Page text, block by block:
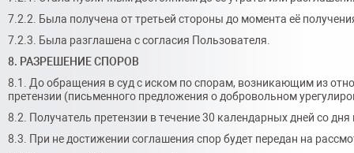
7.2.2. Была получена от третьей стороны до момента её
7.2.3. Была разглашена с согласия Пользователя.
8. РАЗРЕШЕНИЕ СПОРОВ
8.1. До обращения в суд с иском по спорам, возникающим из
претензии (письменного предложения о добровольном
8.2. Получатель претензии в течение 30 календарных дней со
8.3. При не достижении соглашения спор будет передан на